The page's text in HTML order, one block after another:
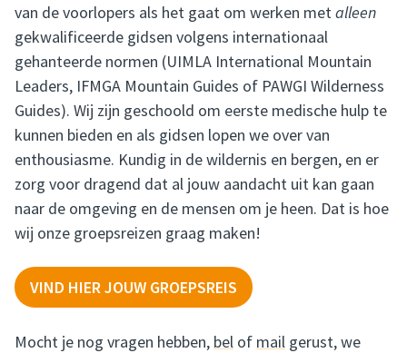
van de voorlopers als het gaat om werken metalleen
gekwalificeerde gidsen volgens internationaal
gehanteerde normen (UIMLA International Mountain
Leaders, IFMGA Mountain Guides of PAWGI Wilderness
Guides). Wij zijn geschoold om eerste medische hulp te
kunnen bieden en als gidsen lopen we over van
enthousiasme. Kundig in de wildernis en bergen, en er
zorg voor dragend dat al jouw aandacht uit kan gaan
naar de omgeving en de mensen om je heen. Dat is hoe
wij onze groepsreizen graag maken!
VIND HIER JOUW GROEPSREIS
Mocht je nog vragen hebben, bel of mail gerust, we